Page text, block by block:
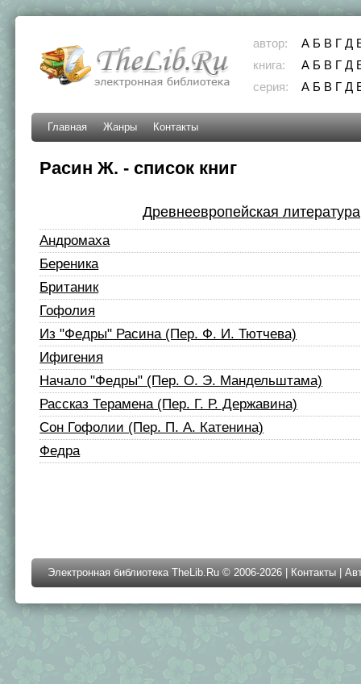
автор: А Б В Г Д
книга:
А Б В Г Д
серия:
А Б В Г Д
Главная Жанры Контакты
Расин Ж. - список книг
Древнеевропейская литература
Андромаха
Береника
Британик
Гофолия
Из "Федры" Расина (Пер. Ф. И. Тютчева)
Ифигения
Начало "Федры" (Пер. О. Э. Мандельштама)
Рассказ Терамена (Пер. Г. Р. Державина)
Сон Гофолии (Пер. П. А. Катенина)
Федра
Электронная библиотека TheLib.Ru © 2006-2026 | Контакты |